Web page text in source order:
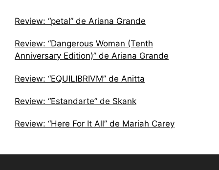
Review: “petal” de Ariana Grande
Review: “Dangerous Woman (Tenth
Anniversary Edition)” de Ariana Grande
Review: “EQUILIBRIVM” de Anitta
Review: “Estandarte” de Skank
Review: “Here For It All” de Mariah Carey